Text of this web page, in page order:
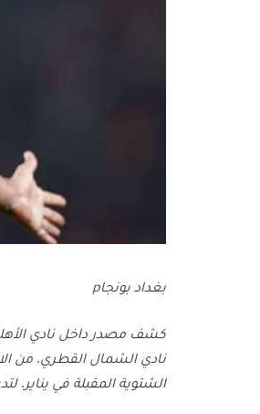
بغداد بونجاp
كشف مصدر داخل نادي
نادي الشمال القطري، من
الشتوية المقبلة في يناير،